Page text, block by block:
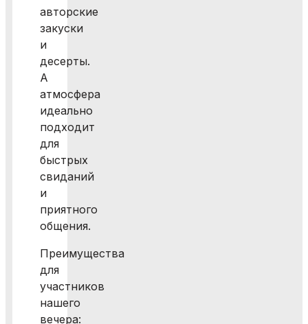
авторские
закуски
и
десерты.
А
атмосфера
идеально
подходит
для
быстрых
свиданий
и
приятного
общения.
Преимущества
для
участников
нашего
вечера: